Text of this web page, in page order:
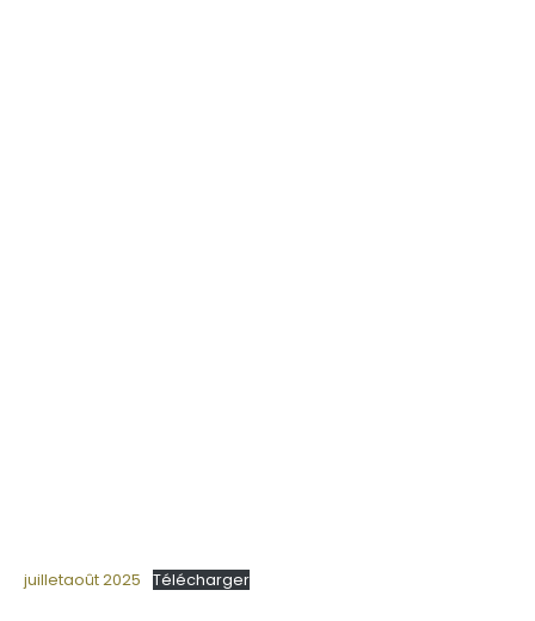
juilletaoût 2025 Télécharger